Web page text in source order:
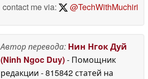
contact me via:
@TechWithMuchiri
Автор перевода: Нин Нгок Дуй
(Ninh Ngoc Duy)- Помощник
редакции - 815842 статей на